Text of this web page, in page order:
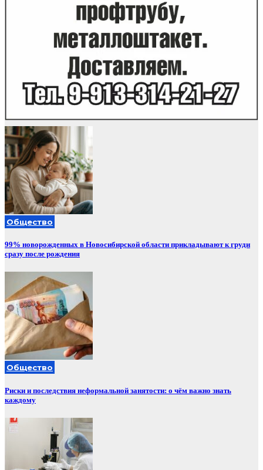
Общество
99% новорожденных в Новосибирской области прикладывают к груди
сразу после рождения
Общество
Риски и последствия неформальной занятости: о чём важно знать
каждому